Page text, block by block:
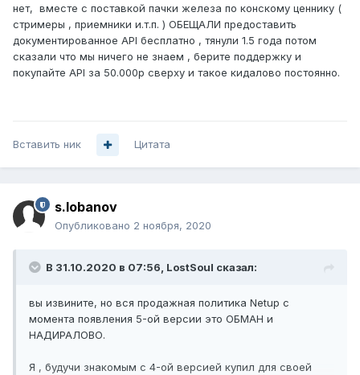
нет, вместе с поставкой пачки железа по конскому ценнику (
стримеры , приемники и.т.п. ) ОБЕЩАЛИ предоставить
документированное API бесплатно , тянули 1.5 года потом
сказали что мы ничего не знаем , берите поддержку и
покупайте API за 50.000р сверху и такое кидалово постоянно.
Вставить ник Цитата
s.lobanov
Опубликовано 2 ноября, 2020
В 31.10.2020 в 07:56, LostSoul сказал:
вы извините, но вся продажная политика Netup c
момента появления 5-ой версии это ОБМАН и
НАДИРАЛОВО.
Я , будучи знакомым с 4-ой версией купил для своей